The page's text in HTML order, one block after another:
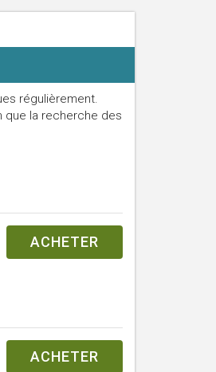
régulièrement.
que la recherche des
ACHETER
ACHETER